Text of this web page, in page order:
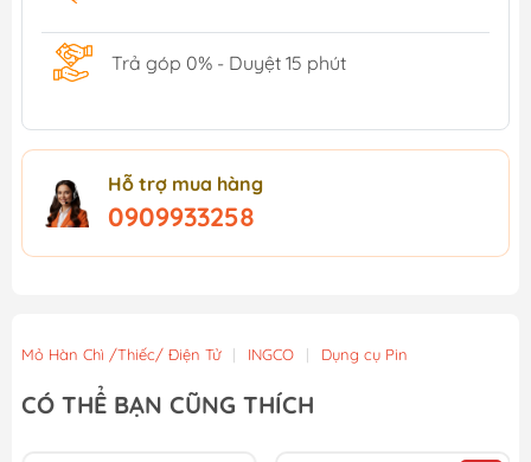
Trả góp 0% - Duyệt 15 phút
Hỗ trợ mua hàng
0909933258
Mỏ Hàn Chì /Thiếc/ Điện Tử | INGCO | Dụng cụ Pin
CÓ THỂ BẠN CŨNG THÍCH